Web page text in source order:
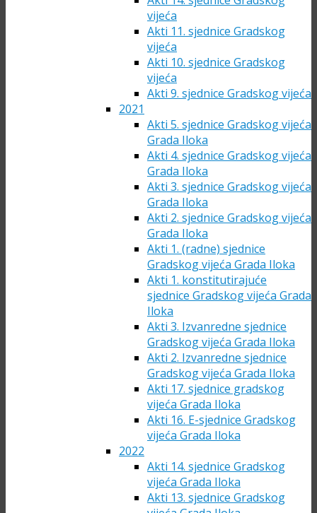
vijeća
Akti 11. sjednice Gradskog
vijeća
Akti 10. sjednice Gradskog
vijeća
Akti 9. sjednice Gradskog vijeća
2021
Akti 5. sjednice Gradskog vijeća
Grada Iloka
Akti 4. sjednice Gradskog vijeća
Grada Iloka
Akti 3. sjednice Gradskog vijeća
Grada Iloka
Akti 2. sjednice Gradskog vijeća
Grada Iloka
Akti 1. (radne) sjednice
Gradskog vijeća Grada Iloka
Akti 1. konstitutirajuće
sjednice Gradskog vijeća Grada
Iloka
Akti 3. Izvanredne sjednice
Gradskog vijeća Grada Iloka
Akti 2. Izvanredne sjednice
Gradskog vijeća Grada Iloka
Akti 17. sjednice gradskog
vijeća Grada Iloka
Akti 16. E-sjednice Gradskog
vijeća Grada Iloka
2022
Akti 14. sjednice Gradskog
vijeća Grada Iloka
Akti 13. sjednice Gradskog